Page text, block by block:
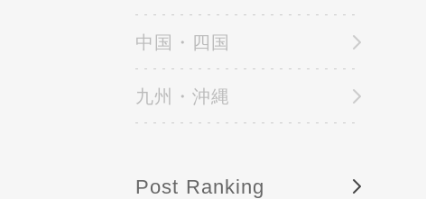
中国・四国
九州・沖縄
Post Ranking